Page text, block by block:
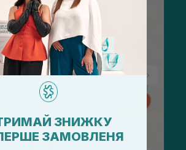
ЗНИЖКУ
ЗАМОВЛЕНЯ